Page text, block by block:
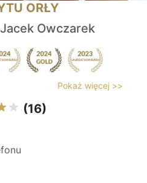
ORŁY
Owczarek
Pokaż więcej >>
(16)